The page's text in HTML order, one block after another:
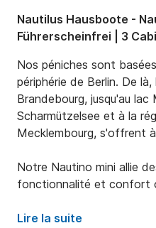
Nautilus Hausboote -
Führerscheinfrei | 3
Nos péniches sont
périphérie de Berlin. De
Brandebourg, jusqu'au lac
Scharmützelsee et à la
Mecklembourg, s'offrent
Notre Nautino mini allie
fonctionnalité et confort
Lire la suite